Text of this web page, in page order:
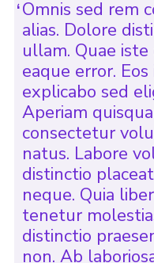
Omnis sed rem
alias. Dolore
ullam. Quae
eaque error.
explicabo sed
Aperiam
consectetur
natus. Labore
distinctio
neque. Quia
tenetur
distinctio
non. Ab